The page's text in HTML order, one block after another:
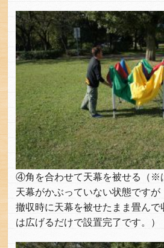
④角を合わせて天幕を被せる（※
天幕がかぶっていない状態ですが
撤収時に天幕を被せたまま畳んで
は広げるだけで設置完了です。）